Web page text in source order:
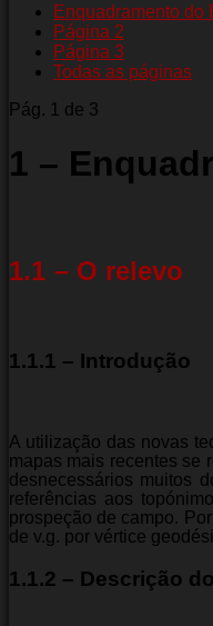
Enquadramento do
Página 2
Página 3
Todas as páginas
Pág. 1 de 3
1 –
1.1 – O relevo
1.1.1 – Introdução
A utilização das novas
mapas mais recentes se
desnecessários muitos
referências aos
prospeção de campo.
de v.g. por vértice
1.1.2 – Descrição